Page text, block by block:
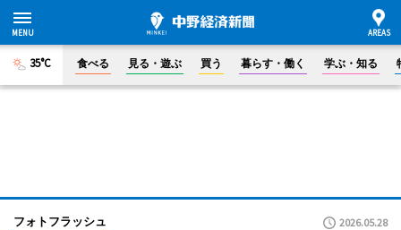
35°C 食べる 見る・遊ぶ 買う 暮らす・働く 学ぶ・知る
フォトフラッシュ 2026.05.28